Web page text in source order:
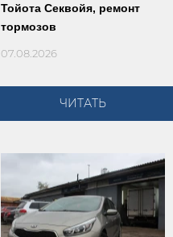
Тойота Секвойя, ремонт
тормозов
07.08.2026
ЧИТАТЬ